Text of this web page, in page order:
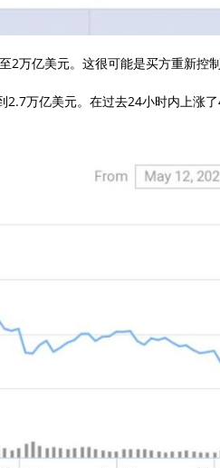
万亿美元。这很可能是买方重新控制
万亿美元。在过去24小时内上涨